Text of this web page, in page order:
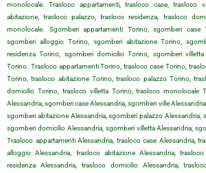
monolocale. Trasloco appartamenti, trasloco case, trasloco
abitazione, trasloco palazzo, trasloco residenza, trasloco
monolocale. Sgomberi appartamenti Torino, sgomberi case
sgomberi alloggio Torino, sgomberi abitazione Torino,
residenza Torino, sgomberi domicilio Torino, sgomberi
Torino. Trasloco appartamenti Torino, trasloco case Torino,
Torino, trasloco abitazione Torino, trasloco palazzo Torino,
domicilio Torino, trasloco villetta Torino, trasloco monolocale
Alessandria, sgomberi case Alessandria, sgomberi ville
sgomberi abitazione Alessandria, sgomberi palazzo Alessandria,
sgomberi domicilio Alessandria, sgomberi villetta Alessandria,
Trasloco appartamenti Alessandria, trasloco case Alessandria,
alloggio Alessandria, trasloco abitazione Alessandria,
residenza Alessandria, trasloco domicilio Alessandria,